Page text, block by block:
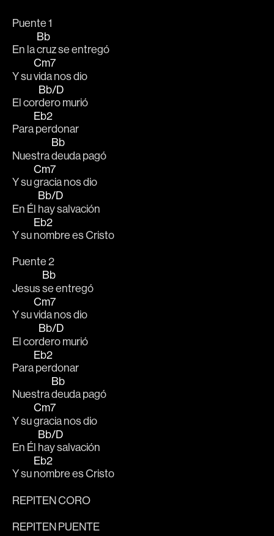
Puente 1
En la
Bb
cruz se entregó
Y su
Cm7
vida nos dio
El cor
Bb/D
dero murió
Para
Eb2
perdonar
Nuestra
Bb
deuda pagó
Y su
Cm7
gracia nos dio
En Él
Bb/D
hay salvación
Y su
Eb2
nombre es Cristo
Puente 2
Jesus
Bb
se entregó
Y su
Cm7
vida nos dio
El cor
Bb/D
dero murió
Para
Eb2
perdonar
Nuestra
Bb
deuda pagó
Y su
Cm7
gracia nos dio
En Él
Bb/D
hay salvación
Y su
Eb2
nombre es Cristo
REPITEN CORO
REPITEN PUENTE